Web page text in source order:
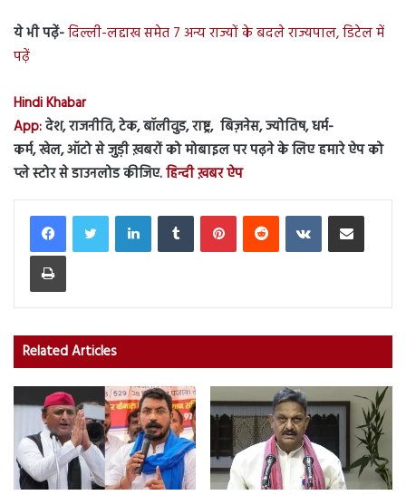
ये भी पढ़ें-दिल्ली-लद्दाख समेत 7 अन्य राज्यों के बदले राज्यपाल, डिटेल में
पढ़ें
Hindi Khabar
App:देश, राजनीति, टेक, बॉलीवुड, राष्ट्र, बिज़नेस, ज्योतिष, धर्म-
कर्म, खेल, ऑटो से जुड़ी ख़बरों को मोबाइल पर पढ़ने के लिए हमारे ऐप को
प्ले स्टोर से डाउनलोड कीजिए.हिन्दी ख़बर ऐप
LinkedInTumblr PinterestReddit VKontakteShare via Email
Print
Related Articles